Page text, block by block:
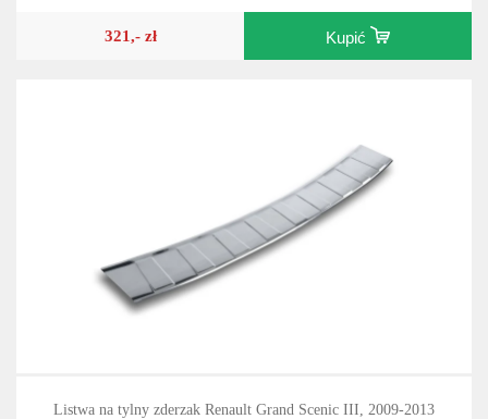
321,- zł Kupić
Listwa na tylny zderzak Renault Grand Scenic III, 2009-2013